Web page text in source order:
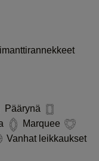
Päärynä
Marquee
Vanhat leikkaukset